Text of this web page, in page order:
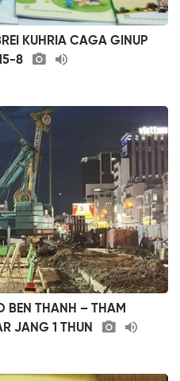
KUHRIA CAGA GINUP
8
BEN THANH – THAM
JANG 1 THUN